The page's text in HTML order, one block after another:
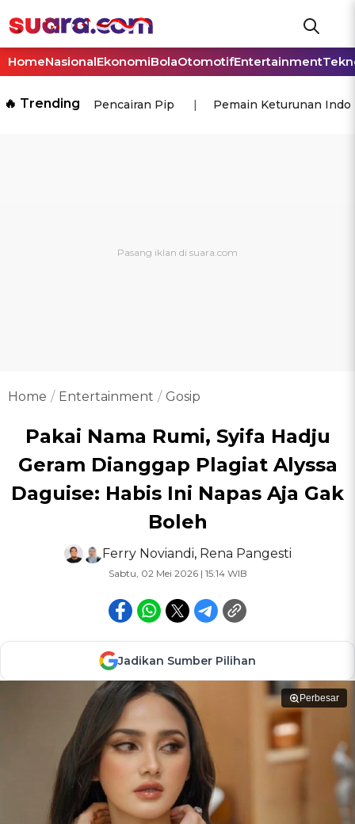
HomeNasionalEkonomiBolaOtomotifEntertainment
🔥 Trending Pencairan Pip Pemain Keturunan
Home Entertainment Gosip
Pakai Nama Rumi, Syifa Hadju
Geram Dianggap Plagiat Alyssa
Daguise: Habis Ini Napas Aja Gak
Boleh
Ferry Noviandi, Rena Pangesti
Sabtu, 02 Mei 2026 | 15:14 WIB
Jadikan Sumber Pilihan
Perbesar